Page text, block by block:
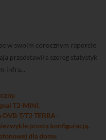
w swoim corocznym raporcie
przedstawiła szereg statystyk
infra...
T2-MINI.
T/T2 TERRA -
prostą konfiguracją.
dla domu